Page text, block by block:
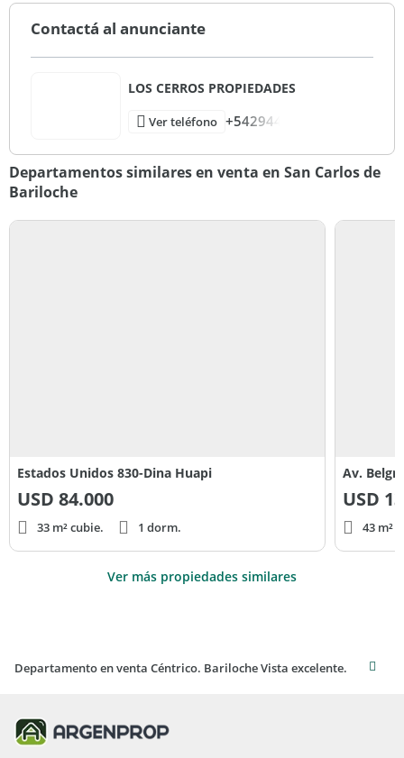
Contactá al anunciante
LOS CERROS PROPIEDADES
Ver teléfono +542944
Departamentos similares en venta en San Carlos de
Bariloche
Estados Unidos 830-Dina Huapi
USD 84.000
33 m² cubie. 1 dorm.
Av.
USD
43 m²
Ver más propiedades similares
Departamento en venta Céntrico. Bariloche Vista excelente.